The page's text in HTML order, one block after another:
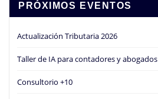
PRÓXIMOS EVENTOS
Actualización Tributaria 2026
Taller de IA para contadores y abogados
Consultorio +10